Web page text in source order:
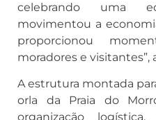
celebrando uma
movimentou a
proporcionou
moradores e visitantes”,
A estrutura montada
orla da Praia do
organização